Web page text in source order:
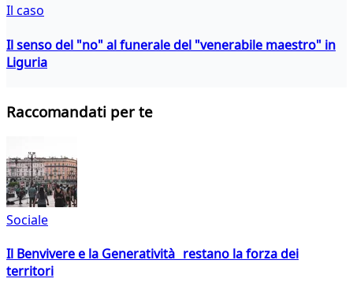
Il caso
Il senso del "no" al funerale del "venerabile maestro" in
Liguria
Raccomandati per te
Sociale
Il Benvivere e la Generatività restano la forza dei
territori